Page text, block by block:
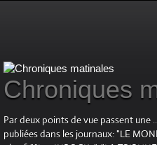
Chroniques
Par deux points de vue passent
publiées dans les journaux: "LE